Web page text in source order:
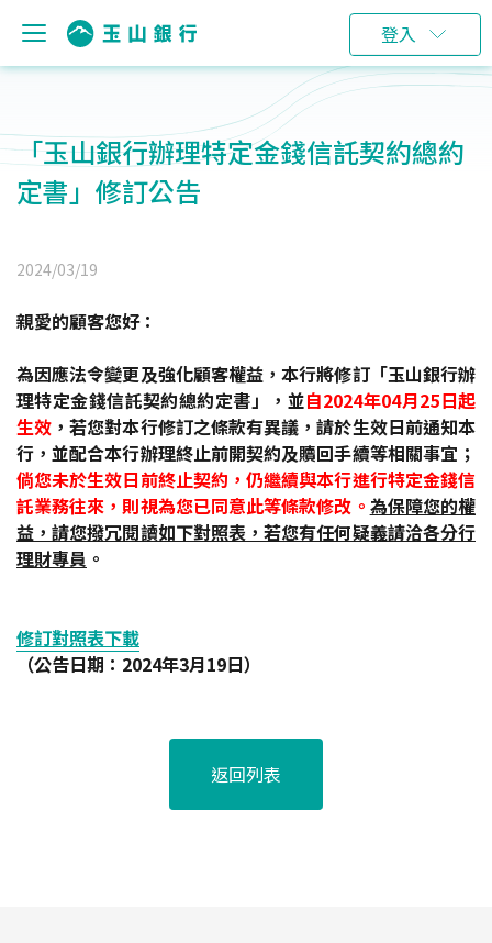
登入
「玉山銀行辦理特定金錢信託契約總約
定書」修訂公告
2024/03/19
親愛的顧客您好：
為因應法令變更及強化顧客權益，本行將修訂「玉山銀行辦
理特定金錢信託契約總約定書」，並自2024年04月25日起
生效 ，若您對本行修訂之條款有異議，請於生效日前通知本
行，並配合本行辦理終止前開契約及贖回手續等相關事宜；
倘您未於生效日前終止契約，仍繼續與本行進行特定金錢信
託業務往來，則視為您已同意此等條款修改。 為保障您的權
益，請您撥冗閱讀如下對照表，若您有任何疑義請洽各分行
理財專員 。
修訂對照表下載
（公告日期：2024年3月19日）
返回列表